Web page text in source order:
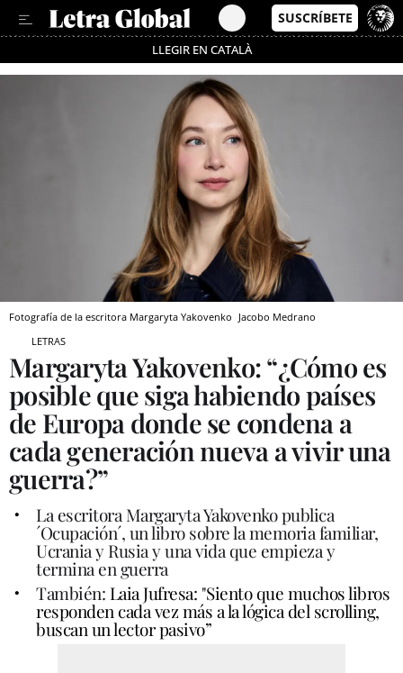
LLEGIR EN CATALÀ
Pásate al MODO AHORRO
Fotografía de la escritora Margaryta Yakovenko Jacobo Medrano
LETRAS
Margaryta Yakovenko: “¿Cómo es
posible que siga habiendo países
de Europa donde se condena a
cada generación nueva a vivir una
guerra?”
La escritora Margaryta Yakovenko publica
´Ocupación´, un libro sobre la memoria familiar,
Ucrania y Rusia y una vida que empieza y
termina en guerra
También: Laia Jufresa: "Siento que muchos libros
responden cada vez más a la lógica del scrolling,
buscan un lector pasivo”